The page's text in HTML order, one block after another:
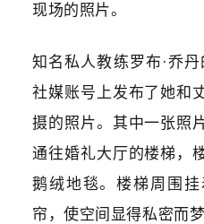
现场的照片。
知名私人教练罗布·乔
社媒账号上发布了她和
摄的照片。其中一张照
通往婚礼大厅的楼梯，
鹅绒地毯。楼梯周围
帘，使空间显得私密而梦